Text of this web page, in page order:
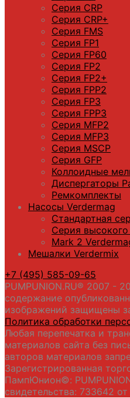
Серия CRP
Серия CRP+
Серия FMS
Серия FP1
Серия FP60
Серия FP2
Серия FP2+
Серия FPP2
Серия FP3
Серия FPP3
Серия МFP2
Серия МFP3
Серия MSCP
Серия GFP
Коллоидные
Диспергаторы
Ремкомплекты
Насосы Verdermag
Стандартная
Серия
Mark 2
Мешалки Verdermix
+7 (495) 585-09-65
PUMPUNION.RU® 2007 -
содержание
изображений защищены
Политика обработки
Любая перепечатка и
материалов сайта без
авторов материалов
Зарегистрированная
ПампЮнион©:
свидетельства: 733642